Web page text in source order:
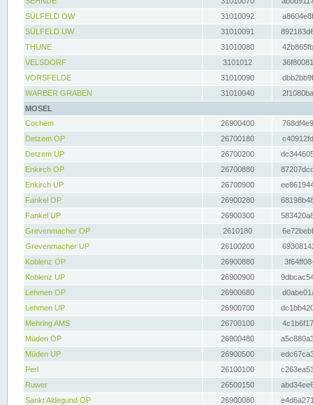
SÜLFELD OW
31010092
SÜLFELD UW
31010091
THUNE
31010080
VELSDORF
3101012
VORSFELDE
31010090
WARBER GRABEN
31010040
MOSEL
Cochem
26900400
Detzem OP
26700180
Detzem UP
26700200
Enkirch OP
26700880
Enkirch UP
26700900
Fankel OP
26900280
Fankel UP
26900300
Grevenmacher OP
2610180
Grevenmacher UP
26100200
Koblenz OP
26900880
Koblenz UP
26900900
Lehmen OP
26900680
Lehmen UP
26900700
Mehring AMS
26700100
Müden OP
26900480
Müden UP
26900500
Perl
26100100
Ruwer
26500150
Sankt Aldegund OP
26900080